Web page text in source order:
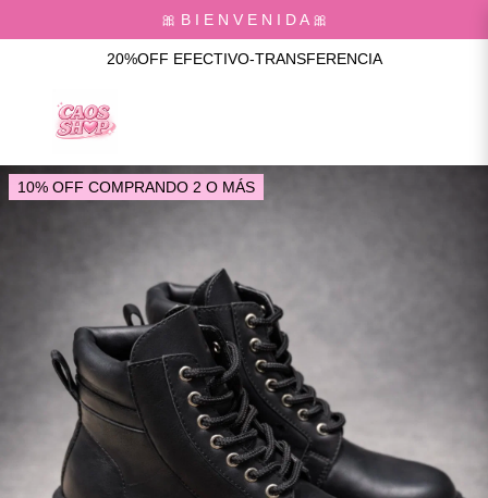
🎀 B I E N V E N I D A 🎀
20%OFF EFECTIVO-TRANSFERENCIA
10% OFF COMPRANDO 2 O MÁS